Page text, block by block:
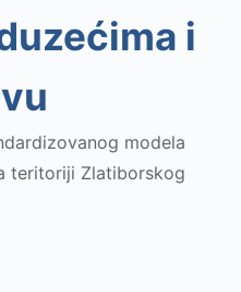
i
modela
teritoriji Zlatiborskog